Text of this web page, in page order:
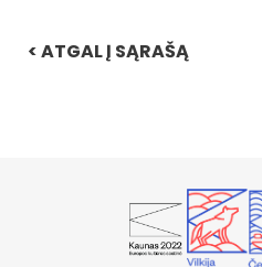
< ATGAL Į SĄRAŠĄ